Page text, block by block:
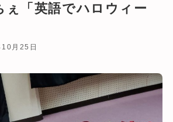
ぇ「英語でハロウィー
月25日